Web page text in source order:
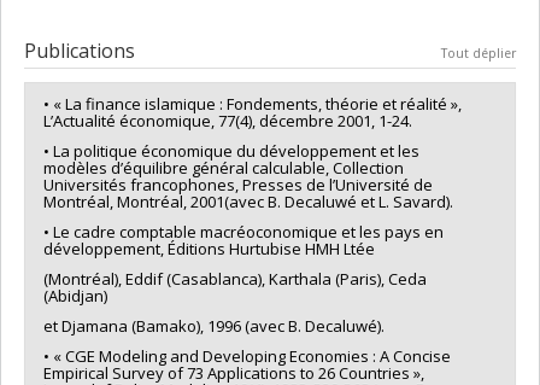
J’espère que les NR vous seront utiles dans vos études ou dans
votre enseignement.
Cycle :Maîtrise
Diplôme obtenu :M. Sc.
Lien vers le document dans Papyrus
Publications Tout déplier
• « La finance islamique : Fondements, théorie et réalité »,
L’Actualité économique, 77(4), décembre 2001, 1-24.
• La politique économique du développement et les
modèles d’équilibre général calculable, Collection
Universités francophones, Presses de l’Université de
Montréal, Montréal, 2001(avec B. Decaluwé et L. Savard).
• Le cadre comptable macréoconomique et les pays en
développement, Éditions Hurtubise HMH Ltée
(Montréal), Eddif (Casablanca), Karthala (Paris), Ceda
(Abidjan)
et Djamana (Bamako), 1996 (avec B. Decaluwé).
• « CGE Modeling and Developing Economies : A Concise
Empirical Survey of 73 Applications to 26 Countries »,